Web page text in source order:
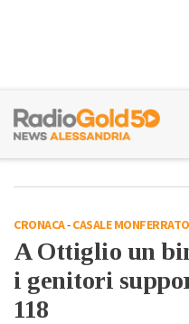
CRONACA-CASALE MONFERRATO
A Ottiglio un
i genitori
118